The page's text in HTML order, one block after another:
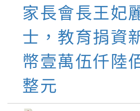
家長會長王妃
士，教育捐資
幣壹萬伍仟陸
整元